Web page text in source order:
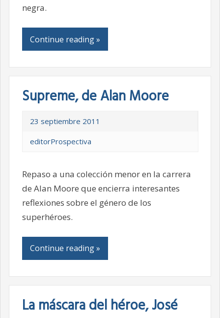
negra.
Continue reading »
Supreme, de Alan Moore
23 septiembre 2011
editorProspectiva
Repaso a una colección menor en la carrera
de Alan Moore que encierra interesantes
reflexiones sobre el género de los
superhéroes.
Continue reading »
La máscara del héroe, José